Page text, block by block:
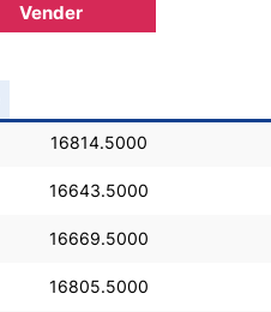
Vender
16814.5000
16643.5000
16669.5000
16805.5000